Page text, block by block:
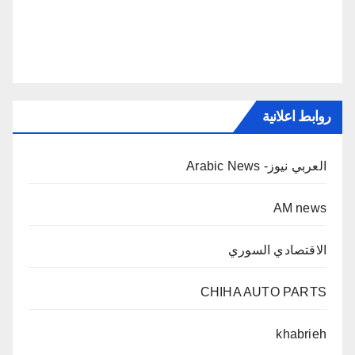
روابط اعلانية
العربي نيوز- Arabic News
AM news
الاقتصادي السوري
CHIHA AUTO PARTS
khabrieh